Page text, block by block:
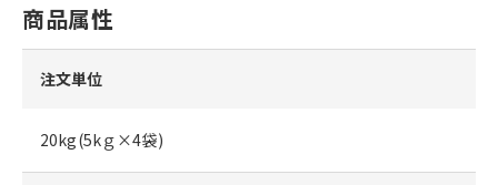
商品属性
注文単位
20kg(5kｇ×4袋)